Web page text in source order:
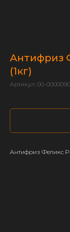
Антифриз
(1кг)
Артикул: 00-
Антифриз Феликс